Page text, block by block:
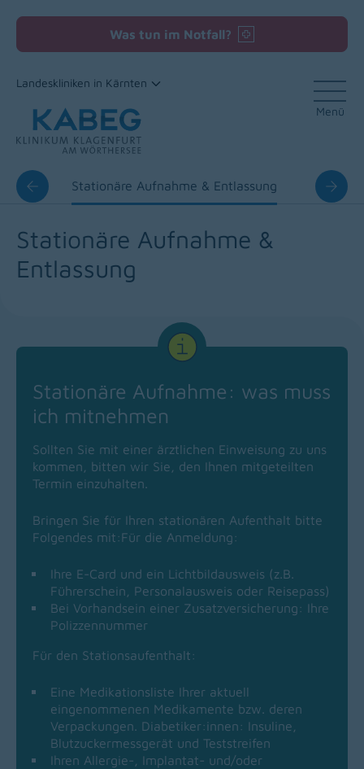
Zum Inhalt
Was tun im Notfall?
Landeskliniken in Kärnten
Menü
Stationäre Aufnahme & Entlassung
Stationäre Aufnahme &
Entlassung
Stationäre Aufnahme: was muss
ich mitnehmen
Sollten Sie mit einer ärztlichen Einweisung zu uns
kommen, bitten wir Sie, den Ihnen mitgeteilten
Termin einzuhalten.
Bringen Sie für Ihren stationären Aufenthalt bitte
Folgendes mit:Für die Anmeldung:
Ihre E-Card und ein Lichtbildausweis (z.B.
Führerschein, Personalausweis oder Reisepass)
Bei Vorhandsein einer Zusatzversicherung: Ihre
Polizzennummer
Für den Stationsaufenthalt:
Eine Medikationsliste Ihrer aktuell
eingenommenen Medikamente bzw. deren
Verpackungen. Diabetiker:innen: Insuline,
Blutzuckermessgerät und Teststreifen
Ihren Allergie-, Implantat- und/oder